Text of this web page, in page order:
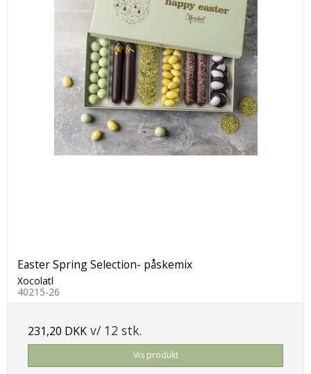
Easter Spring Selection- påskemix
Xocolatl
40215-26
231,20 DKK v/ 12 stk.
Vis produkt